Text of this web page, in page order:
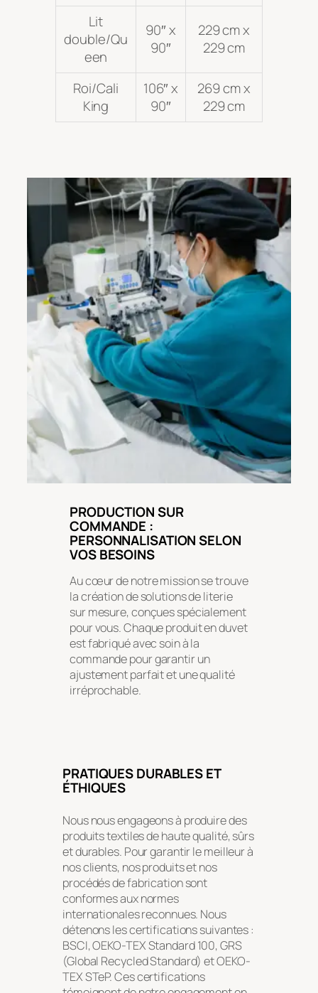
Lit
double/Qu
een
90″ x
90″
229 cm x
229 cm
Roi/Cali
King
106″ x
90″
269 cm x
229 cm
PRODUCTION SUR
COMMANDE :
PERSONNALISATION SELON
VOS BESOINS
Au cœur de notre mission se trouve
la création de solutions de literie
sur mesure, conçues spécialement
pour vous. Chaque produit en duvet
est fabriqué avec soin à la
commande pour garantir un
ajustement parfait et une qualité
irréprochable.
PRATIQUES DURABLES ET
ÉTHIQUES
Nous nous engageons à produire des
produits textiles de haute qualité, sûrs
et durables. Pour garantir le meilleur à
nos clients, nos produits et nos
procédés de fabrication sont
conformes aux normes
internationales reconnues. Nous
détenons les certifications suivantes :
BSCI, OEKO-TEX Standard 100, GRS
(Global Recycled Standard) et OEKO-
TEX STeP. Ces certifications